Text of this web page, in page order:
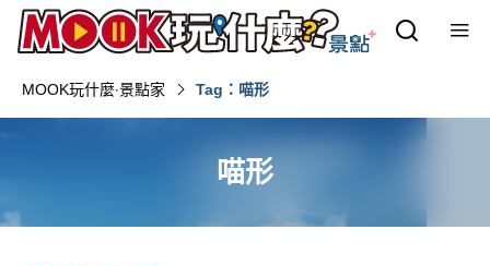
MOOK玩什麼‧景點家 Tag：喵形
喵形